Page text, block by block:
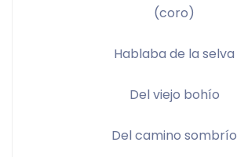
(coro)
Hablaba de la selva
Del viejo bohío
Del camino sombrío